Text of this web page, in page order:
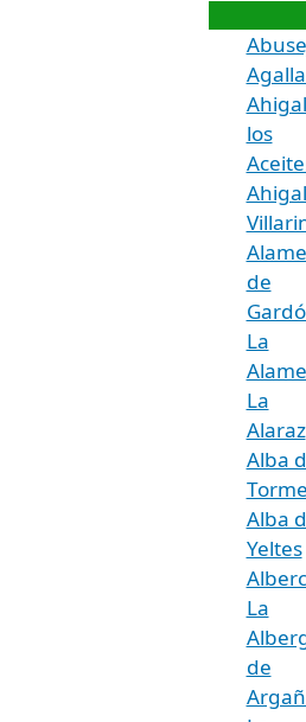
los
de
La
La
Alaraz
Alba
Alba
Yeltes
La
de